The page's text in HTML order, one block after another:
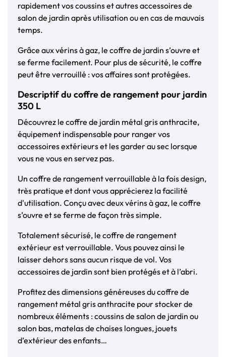
rapidement vos coussins et autres accessoires de
salon de jardin après utilisation ou en cas de mauvais
temps.
Grâce aux vérins à gaz, le coffre de jardin s’ouvre et
se ferme facilement. Pour plus de sécurité, le coffre
peut être verrouillé : vos affaires sont protégées.
Descriptif du coffre de rangement pour jardin
350 L
Découvrez le coffre de jardin métal gris anthracite,
équipement indispensable pour ranger vos
accessoires extérieurs et les garder au sec lorsque
vous ne vous en servez pas.
Un coffre de rangement verrouillable à la fois design,
très pratique et dont vous apprécierez la facilité
d'utilisation. Conçu avec deux vérins à gaz, le coffre
s’ouvre et se ferme de façon très simple.
Totalement sécurisé, le coffre de rangement
extérieur est verrouillable. Vous pouvez ainsi le
laisser dehors sans aucun risque de vol. Vos
accessoires de jardin sont bien protégés et à l’abri.
Profitez des dimensions généreuses du coffre de
rangement métal gris anthracite pour stocker de
nombreux éléments : coussins de salon de jardin ou
salon bas, matelas de chaises longues, jouets
d’extérieur des enfants…